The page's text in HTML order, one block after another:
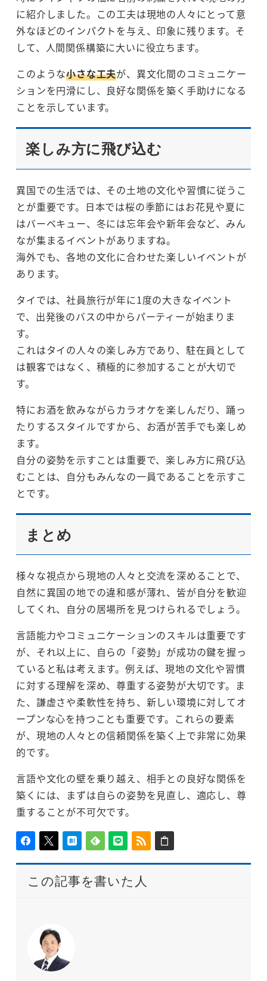
に紹介しました。この工夫は現地の人々にとって意
外なほどのインパクトを与え、印象に残ります。そ
して、人間関係構築に大いに役立ちます。
このような小さな工夫が、異文化間のコミュニケー
ションを円滑にし、良好な関係を築く手助けになる
ことを示しています。
楽しみ方に飛び込む
異国での生活では、その土地の文化や習慣に従うこ
とが重要です。日本では桜の季節にはお花見や夏に
はバーベキュー、冬には忘年会や新年会など、みん
なが集まるイベントがありますね。
海外でも、各地の文化に合わせた楽しいイベントが
あります。
タイでは、社員旅行が年に1度の大きなイベント
で、出発後のバスの中からパーティーが始まりま
す。
これはタイの人々の楽しみ方であり、駐在員として
は観客ではなく、積極的に参加することが大切で
す。
特にお酒を飲みながらカラオケを楽しんだり、踊っ
たりするスタイルですから、お酒が苦手でも楽しめ
ます。
自分の姿勢を示すことは重要で、楽しみ方に飛び込
むことは、自分もみんなの一員であることを示すこ
とです。
まとめ
様々な視点から現地の人々と交流を深めることで、
自然に異国の地での違和感が薄れ、皆が自分を歓迎
してくれ、自分の居場所を見つけられるでしょう。
言語能力やコミュニケーションのスキルは重要です
が、それ以上に、自らの「姿勢」が成功の鍵を握っ
ていると私は考えます。例えば、現地の文化や習慣
に対する理解を深め、尊重する姿勢が大切です。ま
た、謙虚さや柔軟性を持ち、新しい環境に対してオ
ープンな心を持つことも重要です。これらの要素
が、現地の人々との信頼関係を築く上で非常に効果
的です。
言語や文化の壁を乗り越え、相手との良好な関係を
築くには、まずは自らの姿勢を見直し、適応し、尊
重することが不可欠です。
この記事を書いた人